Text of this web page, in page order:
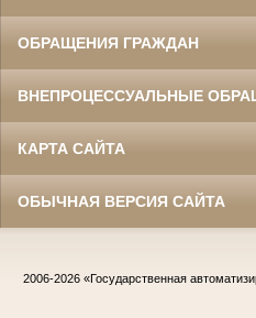
ОБРАЩЕНИЯ ГРАЖДАН
ВНЕПРОЦЕССУАЛЬНЫЕ
КАРТА САЙТА
ОБЫЧНАЯ ВЕРСИЯ САЙТА
2006-2026 «Государственная